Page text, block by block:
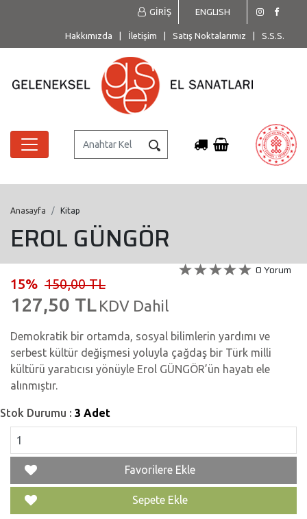
ENGLISH
GİRİŞ
Hakkımızda İletişim Satış Noktalarımız S.S.S.
Anasayfa Kitap
EROL GÜNGÖR
15% 150,00 TL
127,50 TL KDV Dahil
0 Yorum
Demokratik bir ortamda, sosyal bilimlerin yardımı ve
serbest kültür değişmesi yoluyla çağdaş bir Türk milli
kültürü yaratıcısı yönüyle Erol GÜNGÖR’ün hayatı ele
alınmıştır.
Stok Durumu : 3 Adet
Favorilere Ekle
Sepete Ekle